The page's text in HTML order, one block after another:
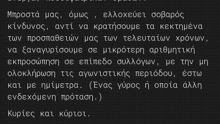
Μπροστά μας, όμως , ελλοχεύει σοβαρός
κίνδυνος, αντί να κρατήσουμε τα κεκτημένα
των προσπαθειών μας των τελευταίων χρόνων,
να ξαναγυρίσουμε σε μικρότερη αριθμητική
εκπροσώπηση σε επίπεδο συλλόγων, με την μη
ολοκλήρωση τις αγωνιστικής περιόδου, έστω
και με ημίμετρα. (Ένας γύρος ή οποία άλλη
ενδεχόμενη πρόταση.)
Κυρίες και κύριοι.